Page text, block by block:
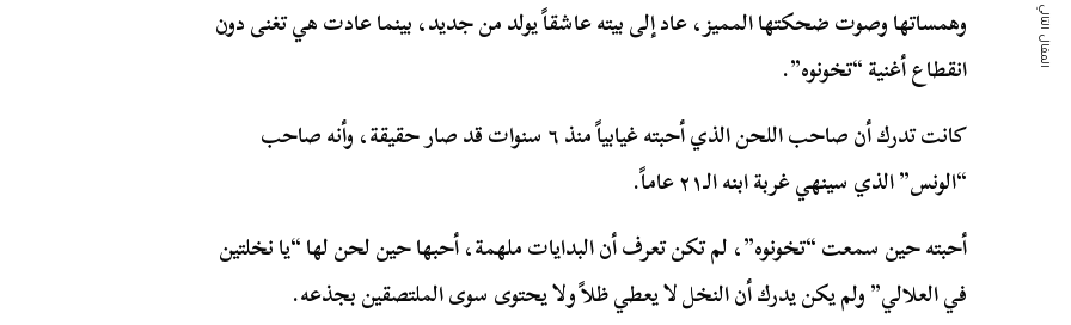
وهمساتها وصوت ضحكتها المميز، عاد إلى بيته عاشقاً يولد من جديد، بينما عادت هي تغنى دون
انقطاع أغنية “تخونوه”.
كانت تدرك أن صاحب اللحن الذي أحبته غيابياً منذ ٦ سنوات قد صار حقيقة، وأنه صاحب
“الونس” الذي سينهي غربة ابنه الـ٢١ عاماً.
أحبته حين سمعت “تخونوه”، لم تكن تعرف أن البدايات ملهمة، أحبها حين لحن لها “يا نخلتين
في العلالي” ولم يكن يدرك أن النخل لا يعطي ظلاً ولا يحتوى سوى الملتصقين بجذعه.
المقال التالي